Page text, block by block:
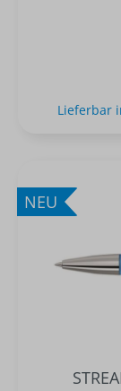
Lieferbar
NEU